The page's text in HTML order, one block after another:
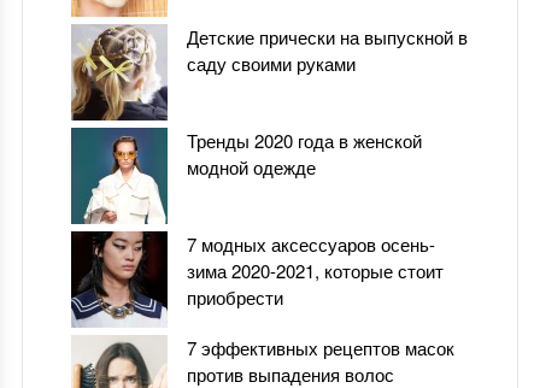
Детские прически на выпускной в
саду своими руками
Тренды 2020 года в женской
модной одежде
7 модных аксессуаров осень-
зима 2020-2021, которые стоит
приобрести
7 эффективных рецептов масок
против выпадения волос